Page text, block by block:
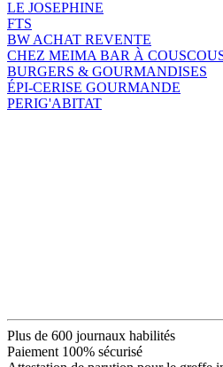
LE JOSEPHINE
FTS
BW ACHAT REVENTE
CHEZ MEIMA BAR À
BURGERS & GOURMANDISES
ÉPI-CERISE GOURMANDE
PERIG'ABITAT
Plus de 600 journaux habilités
Paiement 100% sécurisé